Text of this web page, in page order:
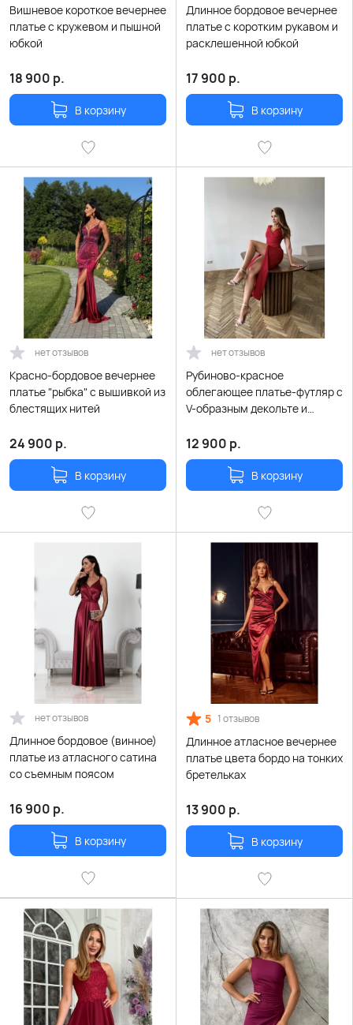
Вишневое короткое вечернее
платье с кружевом и пышной
юбкой
18 900 р.
В корзину
Длинное бордовое вечернее
платье с коротким рукавом и
расклешенной юбкой
17 900 р.
В корзину
нет отзывов
Красно-бордовое вечернее
платье "рыбка" с вышивкой из
блестящих нитей
24 900 р.
В корзину
нет отзывов
Рубиново-красное
облегающее платье-футляр с
V-образным декольте и
12 900 р.
В корзину
нет отзывов
Длинное бордовое (винное)
платье из атласного сатина
со съемным поясом
16 900 р.
В корзину
5 1 отзывов
Длинное атласное вечернее
платье цвета бордо на тонких
бретельках
13 900 р.
В корзину